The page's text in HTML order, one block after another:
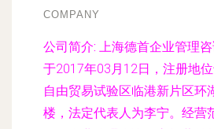
COMPANY
公司简介: 上海德首企业管理
于2017年03月12日，注册地位
自由贸易试验区临港新片区环
楼，法定代表人为李宁。经营